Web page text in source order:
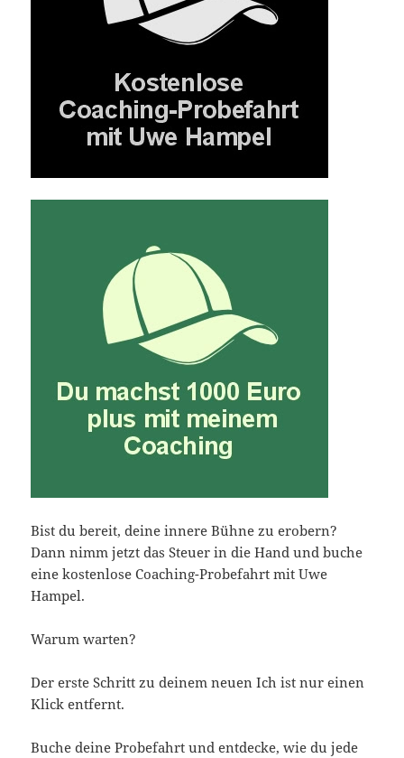
Bist du bereit, deine innere Bühne zu erobern?
Dann nimm jetzt das Steuer in die Hand und buche
eine kostenlose Coaching-Probefahrt mit Uwe
Hampel.
Warum warten?
Der erste Schritt zu deinem neuen Ich ist nur einen
Klick entfernt.
Buche deine Probefahrt und entdecke, wie du jede